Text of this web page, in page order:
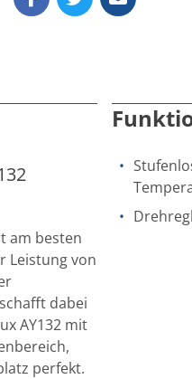
am besten
Leistung von
dabei
AY132 mit
perfekt.